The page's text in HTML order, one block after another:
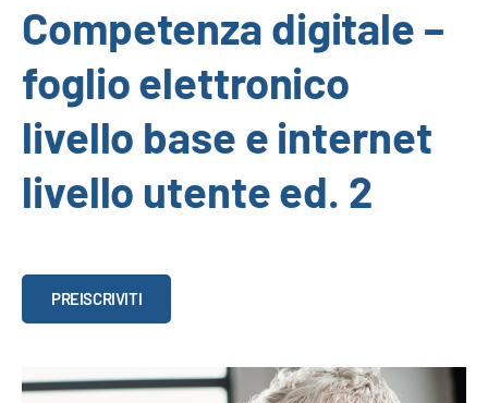
Competenza digitale –
foglio elettronico
livello base e internet
livello utente ed. 2
digitale
elettronico
PREISCRIVITI